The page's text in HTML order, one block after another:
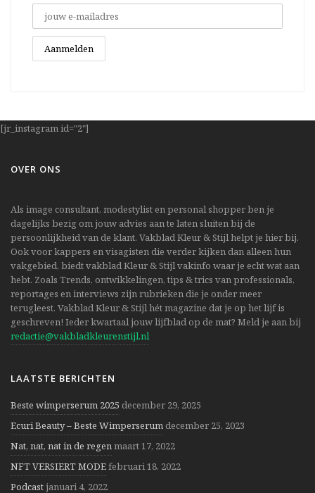
[jr_instagram id="2"]
OVER ONS
Als image consultant, modestylist en personal shopper ben je
dagelijks bezig om jouw advies aan te laten sluiten bij de
persoonlijkheid van de klant. Vakblad Kleur & Stijl helpt je hier bij.
Ook voor kappers en visagisten die verder kijken dan alleen hun
vakgebied, biedt vakblad Kleur & Stijl vakinfo waar je echt wat aan
hebt. Zoals Trends, ontwikkelingen, tips & trics van professionals,
reportages en interviews zijn rubrieken die je onder meer
terugleest. Vakblad Kleur & Stijl hét magazine dat je op het lijf is
geschreven! Ieder kwartaal jouw lijfblad op de mat? Meld je aan bij
redactie@vakbladkleurenstijl.nl
LAATSTE BERICHTEN
Beste wimperserum 2025 december 29, 2025
Ecuri Beauty – Beste Wimperserum december 25, 2023
Nat, nat, nat in de regen maart 17, 2022
NFT VERSIERT MODEfebruari 18, 2022
Podcastjanuari 4, 2022